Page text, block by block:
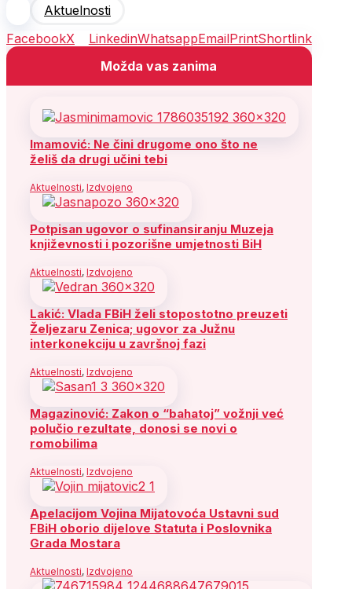
Aktuelnosti
FacebookX LinkedinWhatsappEmailPrintShortlink
Možda vas zanima
Imamović: Ne čini drugome ono što ne
želiš da drugi učini tebi
Aktuelnosti, Izdvojeno
Potpisan ugovor o sufinansiranju Muzeja
književnosti i pozorišne umjetnosti BiH
Aktuelnosti, Izdvojeno
Lakić: Vlada FBiH želi stopostotno preuzeti
Željezaru Zenica; ugovor za Južnu
interkonekciju u završnoj fazi
Aktuelnosti, Izdvojeno
Magazinović: Zakon o “bahatoj” vožnji već
polučio rezultate, donosi se novi o
romobilima
Aktuelnosti, Izdvojeno
Apelacijom Vojina Mijatovoća Ustavni sud
FBiH oborio dijelove Statuta i Poslovnika
Grada Mostara
Aktuelnosti, Izdvojeno